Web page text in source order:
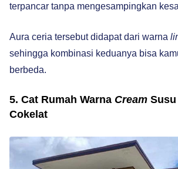
terpancar tanpa mengesampingkan
Aura ceria tersebut didapat dari warna
sehingga kombinasi keduanya bisa
berbeda.
5. Cat Rumah Warna Cream
Cokelat